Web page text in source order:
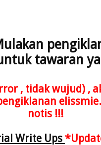
tawaran
, tidak wujud) ,
notis !!!
Write Ups